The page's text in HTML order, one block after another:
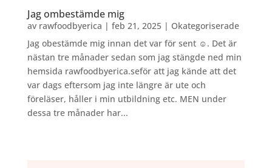
Jag ombestämde mig
av rawfoodbyerica | feb 21, 2025| Okategoriserade
Jag obestämde mig innan det var för sent ☺️. Det är
nästan tre månader sedan som jag stängde ned min
hemsida rawfoodbyerica.seför att jag kände att det
var dags eftersom jag inte längre är ute och
föreläser, håller i min utbildning etc. MEN under
dessa tre månader har...